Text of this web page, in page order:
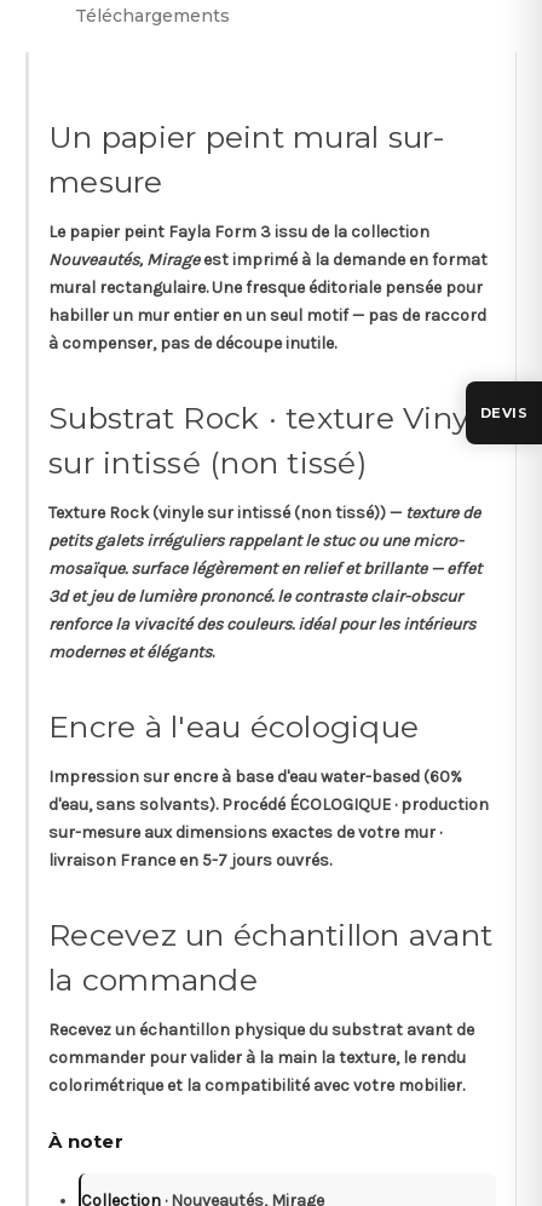
Téléchargements
Un papier peint mural sur-
mesure
Le papier peint Fayla Form 3issu de la collection
Nouveautés, Mirageest imprimé à la demande en format
mural rectangulaire. Une fresque éditoriale pensée pour
habiller un mur entier en un seul motif — pas de raccord
à compenser, pas de découpe inutile.
Substrat Rock · texture Vinyle
sur intissé (non tissé)
TextureRock(vinyle sur intissé (non tissé)) — texture de
petits galets irréguliers rappelant le stuc ou une micro-
mosaïque. surface légèrement en relief et brillante — effet
3d et jeu de lumière prononcé. le contraste clair-obscur
renforce la vivacité des couleurs. idéal pour les intérieurs
modernes et élégants.
Encre à l'eau écologique
Impression sur encre à base d'eauwater-based (60%
d'eau, sans solvants). Procédé ÉCOLOGIQUE · production
sur-mesure aux dimensions exactes de votre mur ·
livraison France en 5-7 jours ouvrés.
Recevez un échantillon avant
la commande
Recevez un échantillon physiquedu substrat avant de
commander pour valider à la main la texture, le rendu
colorimétrique et la compatibilité avec votre mobilier.
À noter
Collection · Nouveautés, Mirage
DEVIS